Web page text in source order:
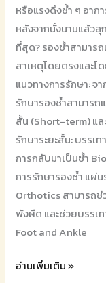
หรือแรงดึงซ้ำ ๆ อาก
หลังจากนั่งนานแล้วลุ
ที่สุด? รองช้ำสามาร
สาเหตุโดยตรงและโ
แนวทางการรักษา:
รักษารองช้ำสามารถ
สั้น (Short-term) แล
รักษาระยะสั้น: บรรเ
การกลับมาเป็นซ้ำ
การรักษารองช้ำ แผ่
Orthotics สามารถช่
พังผืด และช่วยบรรเ
Foot and Ankle
อ่านเพิ่มเติม »